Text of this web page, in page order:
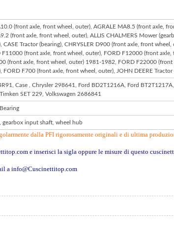
(front axle, front wheel, outer), AGRALE MA8.5 (front axle,
(front axle, front wheel, outer), ALLIS CHALMERS Mower
CASE Tractor (bearing), CHRYSLER D900 (front axle, front
F11000 (front axle, front wheel, outer), FORD F12000 (front
(front axle, front wheel, outer) 1981-1982, FORD F22000
FORD F700 (front axle, front wheel, outer), JOHN DEERE
Case , Chrysler 298641, Ford BD2T1216A, Ford
SET 229, Volkswagen 2686841
gearbox input shaft, wheel hub
dalla PFI rigorosamente originali e di ultima
e inserisci la sigla oppure le misure di questo
a info@Cuscinettitop.com